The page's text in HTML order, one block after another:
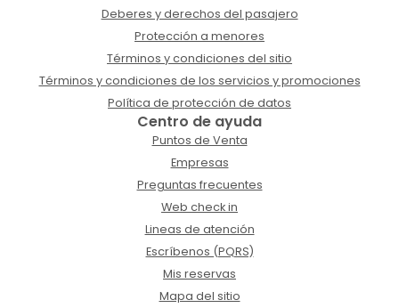
Deberes y derechos del pasajero
Protección a menores
Términos y condiciones del sitio
Términos y condiciones de los servicios y promociones
Política de protección de datos
Centro de ayuda
Puntos de Venta
Empresas
Preguntas frecuentes
Web check in
Lineas de atención
Escríbenos (PQRS)
Mis reservas
Mapa del sitio